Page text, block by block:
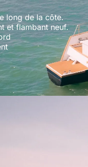
long de la côte.
et flambant neuf.